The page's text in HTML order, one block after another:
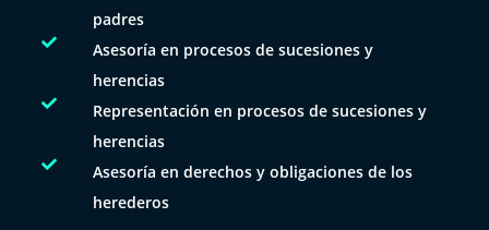
padres

Asesoría en procesos de sucesiones y
herencias

Representación en procesos de sucesiones y
herencias

Asesoría en derechos y obligaciones de los
herederos